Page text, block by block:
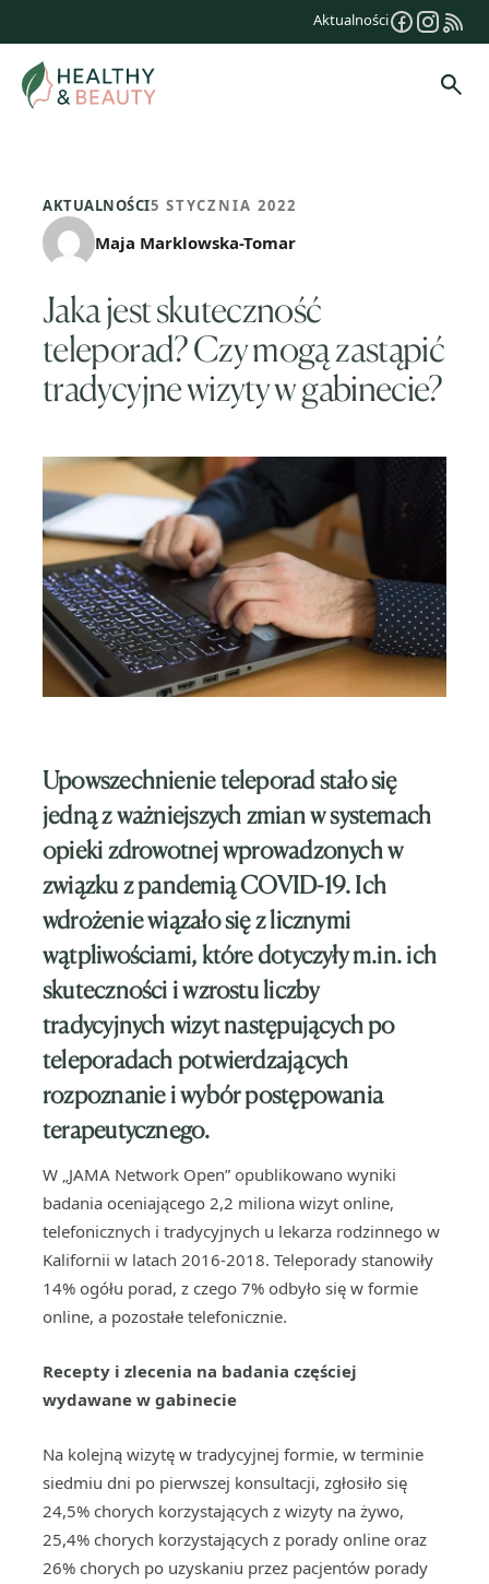
treści
Aktualności
AKTUALNOŚCI5 STYCZNIA 2022
Maja Marklowska-Tomar
Jaka jest skuteczność
teleporad? Czy mogą zastąpić
tradycyjne wizyty w gabinecie?
Upowszechnienie teleporad stało się
jedną z ważniejszych zmian w systemach
opieki zdrowotnej wprowadzonych w
związku z pandemią COVID-19. Ich
wdrożenie wiązało się z licznymi
wątpliwościami, które dotyczyły m.in. ich
skuteczności i wzrostu liczby
tradycyjnych wizyt następujących po
teleporadach potwierdzających
rozpoznanie i wybór postępowania
terapeutycznego.
W „JAMA Network Open” opublikowano wyniki
badania oceniającego 2,2 miliona wizyt online,
telefonicznych i tradycyjnych u lekarza rodzinnego w
Kalifornii w latach 2016-2018. Teleporady stanowiły
14% ogółu porad, z czego 7% odbyło się w formie
online, a pozostałe telefonicznie.
Recepty i zlecenia na badania częściej
wydawane w gabinecie
Na kolejną wizytę w tradycyjnej formie, w terminie
siedmiu dni po pierwszej konsultacji, zgłosiło się
24,5% chorych korzystających z wizyty na żywo,
25,4% chorych korzystających z porady online oraz
26% chorych po uzyskaniu przez pacjentów porady